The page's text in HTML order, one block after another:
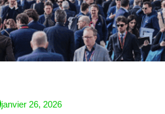
janvier 26, 2026